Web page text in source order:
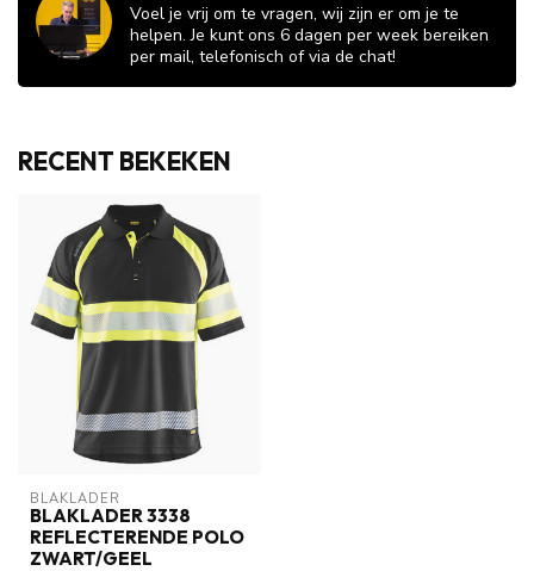
Voel je vrij om te vragen, wij zijn er om je te
helpen. Je kunt ons 6 dagen per week bereiken
per mail, telefonisch of via de chat!
RECENT BEKEKEN
BLAKLADER
BLAKLADER 3338
REFLECTERENDE POLO
ZWART/GEEL